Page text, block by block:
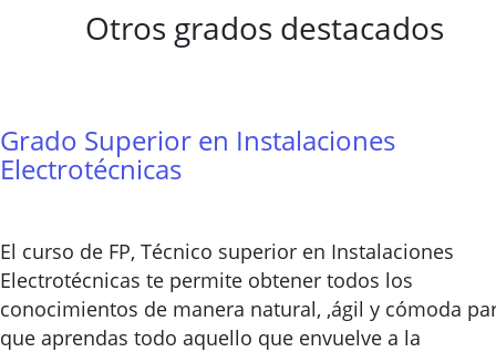
Otros grados destacados
Grado Superior en Instalaciones
Electrotécnicas
El curso de FP, Técnico superior en Instalaciones
Electrotécnicas te permite obtener todos los
conocimientos de manera natural, ,ágil y cómoda
que aprendas todo aquello que envuelve a la